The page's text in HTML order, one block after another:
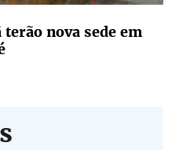
nova sede em